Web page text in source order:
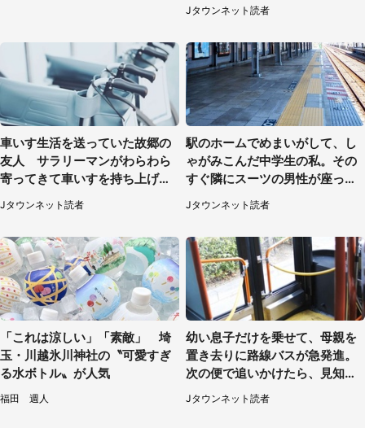
Jタウンネット読者
車いす生活を送っていた故郷の
友人 サラリーマンがわらわら
寄ってきて車いすを持ち上げ連
れて行った（福岡県・60代女
性）
Jタウンネット読者
駅のホームでめまいがして、し
ゃがみこんだ中学生の私。その
すぐ隣にスーツの男性が座って
きて（千葉県・20代女性）
Jタウンネット読者
「これは涼しい」「素敵」 埼
玉・川越氷川神社の〝可愛すぎ
る水ボトル〟が人気
福田 週人
幼い息子だけを乗せて、母親を
置き去りに路線バスが急発進。
次の便で追いかけたら、見知ら
ぬ若い女性が（京都府・60代女
性）
Jタウンネット読者